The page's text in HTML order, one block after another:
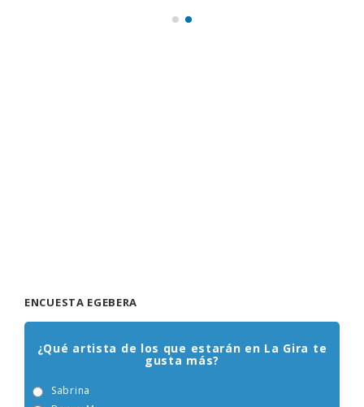
ENCUESTA EGEBERA
¿Qué artista de los que estarán en La Gira te
gusta más?
Sabrina